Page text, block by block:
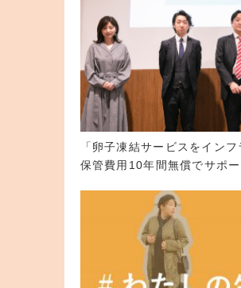
「卵子凍結サービスをイン
保管費用10年間無償でサポー